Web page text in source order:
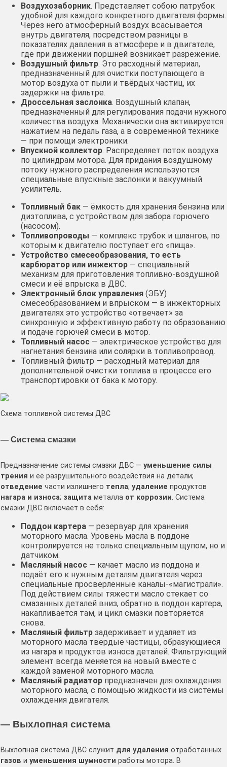
Воздухозаборник. Представляет собою патрубок
удобной для каждого конкретного двигателя формы.
Через него атмосферный воздух всасывается
внутрь двигателя, посредством разницы в
показателях давления в атмосфере и в двигателе,
где при движении поршней возникает разрежение.
Воздушный фильтр. Это расходный материал,
предназначенный для очистки поступающего в
мотор воздуха от пыли и твёрдых частиц, их
задержки на фильтре.
Дроссельная заслонка. Воздушный клапан,
предназначенный для регулирования подачи нужного
количества воздуха. Механически она активируется
нажатием на педаль газа, а в современной технике
— при помощи электроники.
Впускной коллектор. Распределяет поток воздуха
по цилиндрам мотора. Для придания воздушному
потоку нужного распределения используются
специальные впускные заслонки и вакуумный
усилитель.
Топливный бак — ёмкость для хранения бензина или
дизтоплива, с устройством для забора горючего
(насосом).
Топливопроводы — комплекс трубок и шлангов, по
которым к двигателю поступает его «пища».
Устройство смесеобразования, то есть
карбюратор или инжектор — специальный
механизм для приготовления топливно-воздушной
смеси и её впрыска в ДВС.
Электронный блок управления (ЭБУ)
смесеобразованием и впрыском — в инжекторных
двигателях это устройство «отвечает» за
синхронную и эффективную работу по образованию
и подаче горючей смеси в мотор.
Топливный насос — электрическое устройство для
нагнетания бензина или солярки в топливопровод.
Топливный фильтр — расходный материал для
дополнительной очистки топлива в процессе его
транспортировки от бака к мотору.
Схема топливной системы ДВС
— Система смазки
Предназначение системы смазки ДВС — уменьшение силы
трения и её разрушительного воздействия на детали;
отведение части излишнего тепла; удаление продуктов
нагара и износа; защита металла от коррозии. Система
смазки ДВС включает в себя:
Поддон картера — резервуар для хранения
моторного масла. Уровень масла в поддоне
контролируется не только специальным щупом, но и
датчиком.
Масляный насос — качает масло из поддона и
подаёт его к нужным деталям двигателя через
специальные просверленные каналы-«магистрали».
Под действием силы тяжести масло стекает со
смазанных деталей вниз, обратно в поддон картера,
накапливается там, и цикл смазки повторяется
снова.
Масляный фильтр задерживает и удаляет из
моторного масла твёрдые частицы, образующиеся
из нагара и продуктов износа деталей. Фильтрующий
элемент всегда меняется на новый вместе с
каждой заменой моторного масла.
Масляный радиатор предназначен для охлаждения
моторного масла, с помощью жидкости из системы
охлаждения двигателя.
— Выхлопная система
Выхлопная система ДВС служит для удаления отработанных
газов и уменьшения шумности работы мотора. В